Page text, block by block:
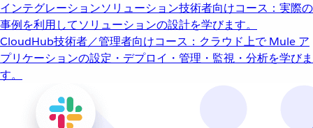
インテグレーションソリューション技術者向けコース：実際の
事例を利用してソリューションの設計を学びます。
CloudHub技術者／管理者向けコース：クラウド上で Mule ア
プリケーションの設定・デプロイ・管理・監視・分析を学びま
す。